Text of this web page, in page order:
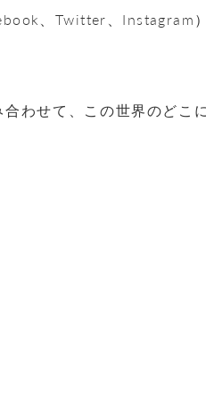
、Twitter、Instagram
わせて、この世界のどこ